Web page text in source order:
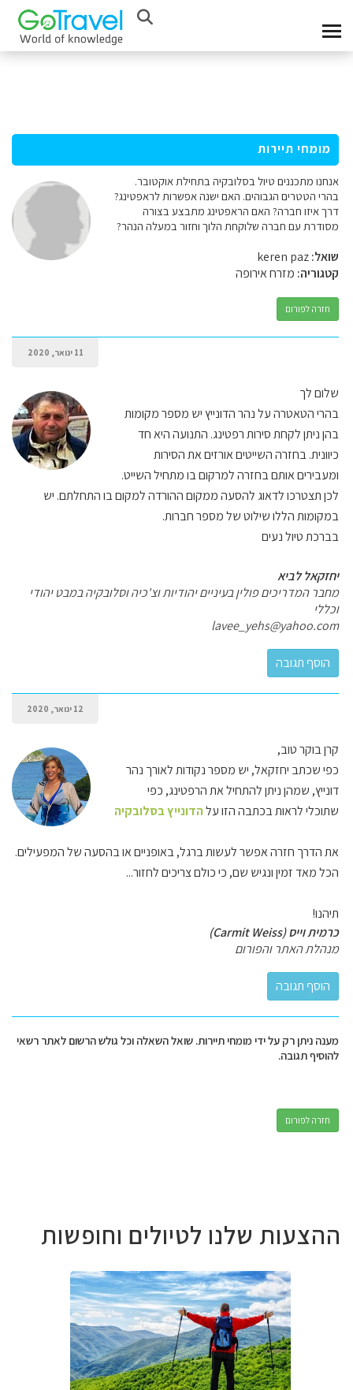
מומחי תיירות
אנחנו מתכננים טיול בסלובקיה בתחילת אוקטובר.
בהרי הטטרים הגבוהים. האם ישנה אפשרות לראפטינג?
דרך איזו חברה? האם הראפטינג מתבצע בצורה
מסודרת עם חברה שלוקחת הלוך וחזור במעלה הנהר?
שואל:
קטגוריה: מזרח אירופה
חזרה לפורום
11 ינואר, 2020
שלום לך
בהרי הטאטרה על נהר הדונייץ יש מספר מקומות
בהן ניתן לקחת סירות רפטינג. התנועה היא חד
כיוונית. בחזרה השייטים אורזים את הסירות
ומעבירים אותם בחזרה למרקום בו מתחיל השייט.
לכן תצטרכו לדאוג להסעה ממקום ההורדה למקום בו התחלתם. יש
במקומות הללו שילוט של מספר חברות.
בברכת טיול נעים
יחזקאל לביא
מחבר המדריכים פולין בעיניים יהודיות וצ'כיה וסלובקיה במבט יהודי
וכללי
lavee_yehs@yahoo.com
12 ינואר, 2020
קרן בוקר טוב,
כפי שכתב יחזקאל, יש מספר נקודות לאורך נהר
דונייץ, שמהן ניתן להתחיל את הרפטינג, כפי
שתוכלי לראות בכתבה הזו עלהדונייץ בסלובקיה
את הדרך חזרה אפשר לעשות ברגל, באופניים או בהסעה של המפעילים.
הכל מאד זמין ונגיש שם, כי כולם צריכים לחזור...
תיהנו!
כרמית וייס (Carmit Weiss)
מנהלת האתר והפורום
מענה ניתן רק על ידי מומחי תיירות. שואל השאלה וכל גולש הרשום לאתר רשאי
להוסיף תגובה.
חזרה לפורום
ההצעות שלנו לטיולים וחופשות